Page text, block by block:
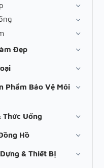
Đẹp
Phẩm Bảo Vệ Môi
Thức Uống
Hồ
& Thiết Bị